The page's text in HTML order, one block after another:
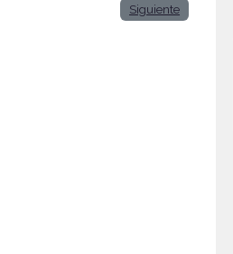
Siguiente